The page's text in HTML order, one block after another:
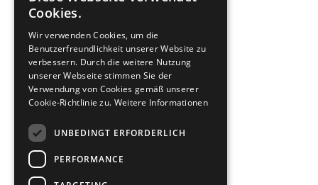
Cookies.
Wir verwenden Cookies, um die
Benutzerfreundlichkeit unserer Website zu
verbessern. Durch die weitere Nutzung
unserer Webseite stimmen Sie der
Verwendung von Cookies gemäß unserer
Cookie-Richtlinie zu. Weitere Informationen
UNBEDINGT ERFORDERLICH
PERFORMANCE